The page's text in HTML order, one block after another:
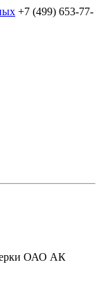
+7 (499) 653-77-
ОАО АК